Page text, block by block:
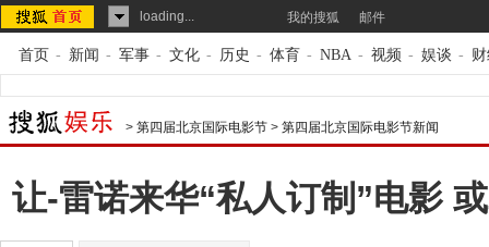
loading... 我的搜狐 邮件
首页 - 新闻 - 军事 - 文化 - 历史 - 体育 - NBA - 视频 - 娱谈 -
> 第四届北京国际电影节 > 第四届北京国际电影节新闻
让-雷诺来华“私人订制”电影